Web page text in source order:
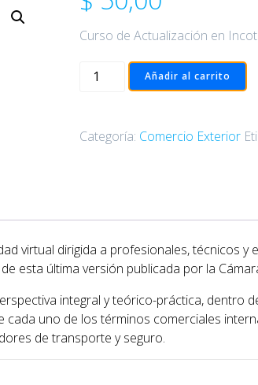
Curso de Actualización en
Actualización
cantidad
Añadir al carrito
Categoría: Comercio Exterior
virtual dirigida a profesionales, técnicos
esta última versión publicada por la
integral y teórico-práctica, dentro
uno de los términos comerciales
de transporte y seguro.